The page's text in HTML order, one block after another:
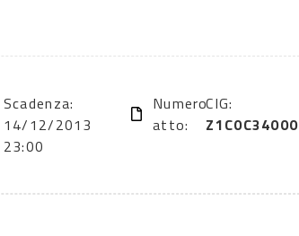
Scadenza:
14/12/2013
23:00
Numero
atto:
CIG:
Z1C0C34000